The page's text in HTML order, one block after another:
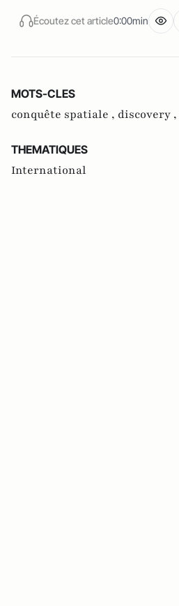
Écoutez cet article0:00min
MOTS-CLES
conquête spatiale , discovery ,
THEMATIQUES
International